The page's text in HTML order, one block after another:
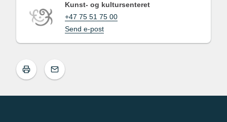
Kunst- og kultursenteret
+47 75 51 75 00
Send e-post